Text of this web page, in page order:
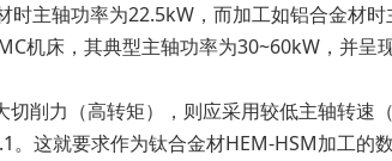
时主轴功率为22.5kW，而加工如铝合金材
机床，其典型主轴功率为30~60kW，并呈
力（高转矩），则应采用较低主轴转速
这就要求作为钛合金材HEM-HSM加工的